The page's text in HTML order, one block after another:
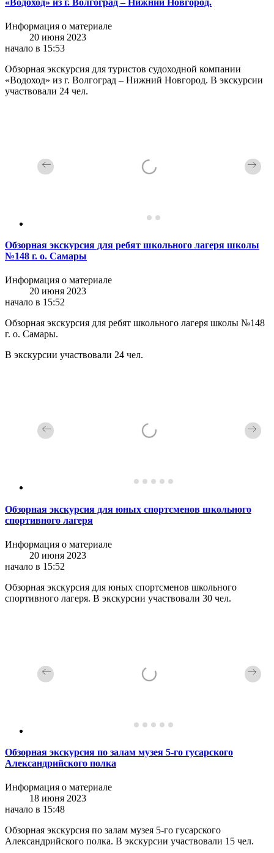
Информация о материале
20 июня 2023
начало в 15:53
Обзорная экскурсия для туристов судоходной компании
«Водоход» из г. Волгоград – Нижний Новгород. В экскурсии
участвовали 24 чел.
Обзорная экскурсия для ребят школьного лагеря школы
№148 г. о. Самары
Информация о материале
20 июня 2023
начало в 15:52
Обзорная экскурсия для ребят школьного лагеря школы №148
г. о. Самары.
В экскурсии участвовали 24 чел.
Обзорная экскурсия для юных спортсменов школьного
спортивного лагеря
Информация о материале
20 июня 2023
начало в 15:52
Обзорная экскурсия для юных спортсменов школьного
спортивного лагеря. В экскурсии участвовали 30 чел.
Обзорная экскурсия по залам музея 5-го гусарского
Александрийского полка
Информация о материале
18 июня 2023
начало в 15:48
Обзорная экскурсия по залам музея 5-го гусарского
Александрийского полка. В экскурсии участвовали 15 чел.